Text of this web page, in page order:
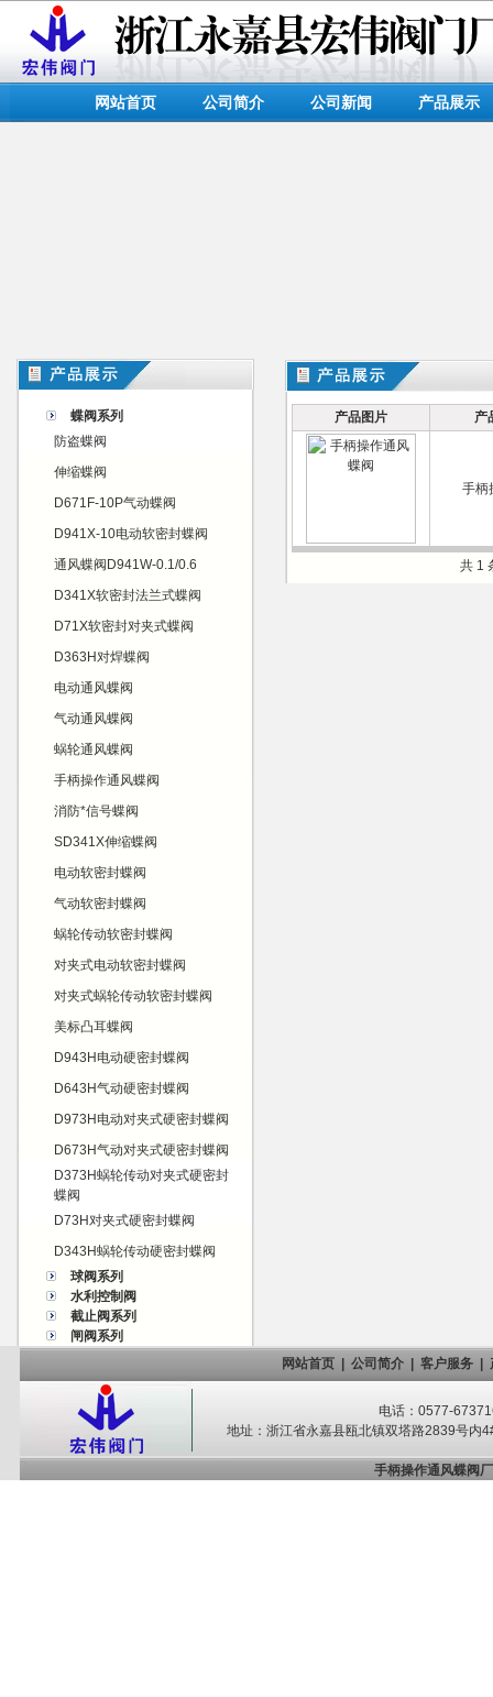
网站首页 公司简介 公司新闻 产品展示
蝶阀系列
防盗蝶阀
伸缩蝶阀
D671F-10P气动蝶阀
D941X-10电动软密封蝶阀
通风蝶阀D941W-0.1/0.6
D341X软密封法兰式蝶阀
D71X软密封对夹式蝶阀
D363H对焊蝶阀
电动通风蝶阀
气动通风蝶阀
蜗轮通风蝶阀
手柄操作通风蝶阀
消防*信号蝶阀
SD341X伸缩蝶阀
电动软密封蝶阀
气动软密封蝶阀
蜗轮传动软密封蝶阀
对夹式电动软密封蝶阀
对夹式蜗轮传动软密封蝶阀
美标凸耳蝶阀
D943H电动硬密封蝶阀
D643H气动硬密封蝶阀
D973H电动对夹式硬密封蝶阀
D673H气动对夹式硬密封蝶阀
D373H蜗轮传动对夹式硬密封
蝶阀
D73H对夹式硬密封蝶阀
D343H蜗轮传动硬密封蝶阀
球阀系列
水利控制阀
截止阀系列
闸阀系列
产品图片 产
手柄
共 1
网站首页| 公司简介| 客户服务|
电话：0577-
地址：浙江省永嘉县瓯北镇双塔路2839号
手柄操作通风蝶阀